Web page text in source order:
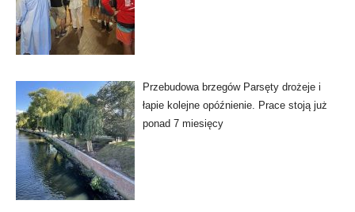
Przebudowa brzegów Parsęty drożeje i
łapie kolejne opóźnienie. Prace stoją już
ponad 7 miesięcy